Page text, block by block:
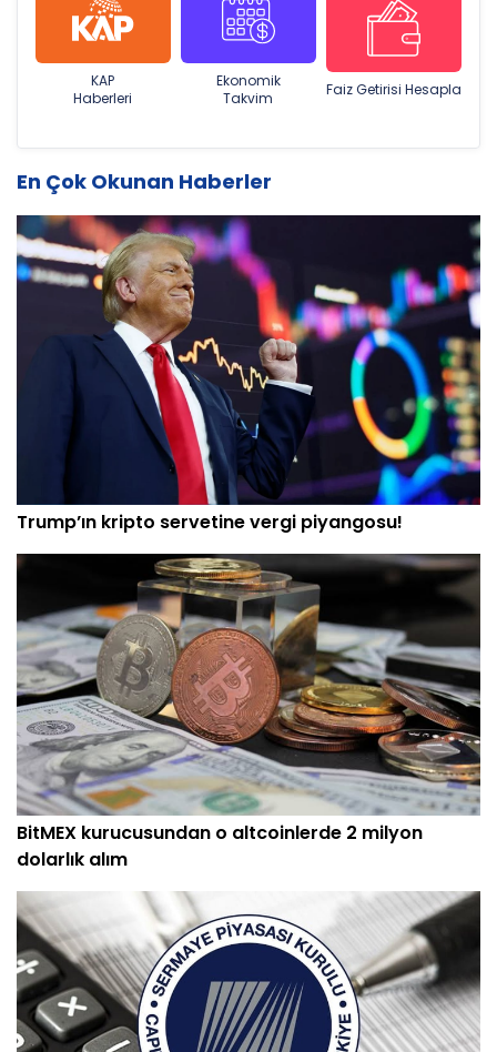
KAP
Haberleri
Ekonomik
Takvim
Faiz Getirisi Hesapla
En Çok Okunan Haberler
Trump’ın kripto servetine vergi piyangosu!
BitMEX kurucusundan o altcoinlerde 2 milyon
dolarlık alım